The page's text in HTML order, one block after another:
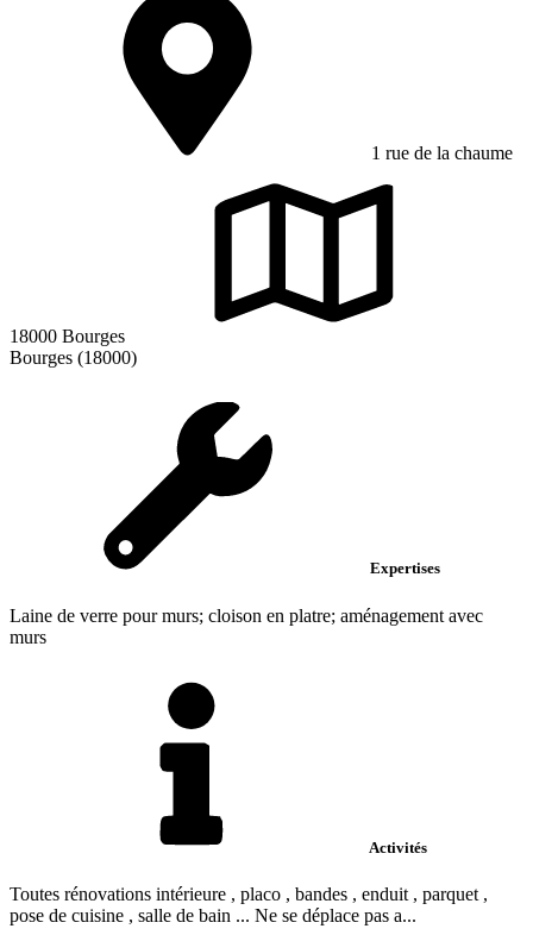
1 rue de la chaume
18000 Bourges
Bourges (18000)
Expertises
Laine de verre pour murs; cloison en platre; aménagement avec
murs
Activités
Toutes rénovations intérieure , placo , bandes , enduit , parquet ,
pose de cuisine , salle de bain ... Ne se déplace pas a...